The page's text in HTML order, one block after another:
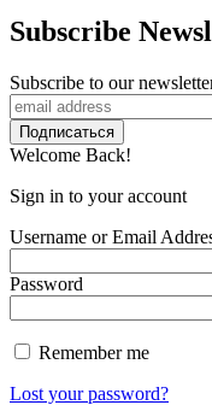
Subscribe
Subscribe to our
Welcome Back!
Sign in to your account
Username or Email
Password
Remember me
Lost your password?